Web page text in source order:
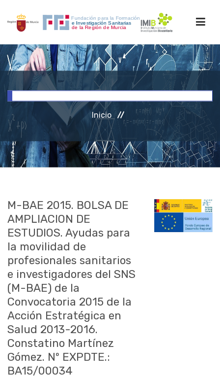
INICIO
INVESTIGACIÓN
RRHH
ACCESO PERSONAL
Inicio
M-BAE 2015. BOLSA DE
AMPLIACION DE
ESTUDIOS. Ayudas para
la movilidad de
profesionales sanitarios
e investigadores del SNS
(M-BAE) de la
Convocatoria 2015 de la
Acción Estratégica en
Salud 2013-2016.
Constatino Martínez
Gómez. Nº EXPDTE.:
BA15/00034